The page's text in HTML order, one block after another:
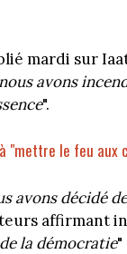
mardi sur
avons
".
"mettre le feu aux
avons décidé
affirmant
la démocratie"